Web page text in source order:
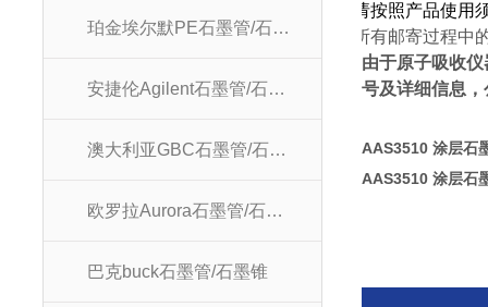
珀金埃尔默PE石墨管/石墨锥
安捷伦Agilent石墨管/石墨锥
澳大利亚GBC石墨管/石墨锥
欧罗拉Aurora石墨管/石墨锥
巴克buck石墨管/石墨锥
★请按照产品使用
★所有邮寄过程中
由于原子吸收
号及详细信息
AAS3510 涂层石
AAS3510 涂层石